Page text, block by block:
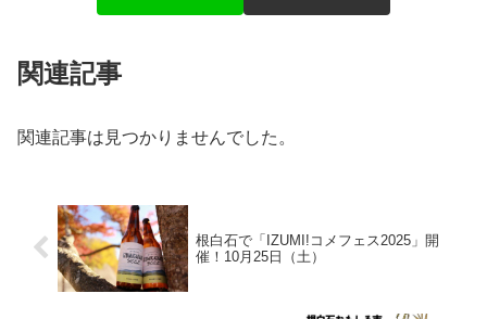
関連記事
関連記事は見つかりませんでした。
根白石で「IZUMI!コメフェス2025」開
催！10月25日（土）